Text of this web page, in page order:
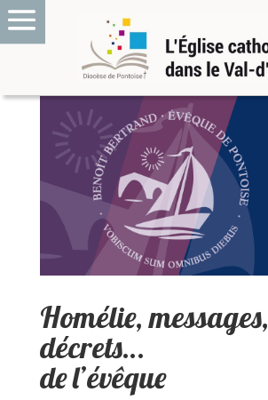
Homélie, messages,
décrets…
de l’évêque